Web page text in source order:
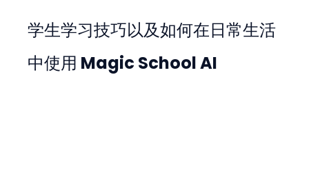
学生学习技巧以及如何在日常生活
中使用 Magic School AI